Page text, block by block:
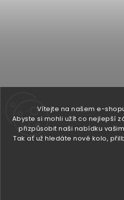
Vítejte na našem e-
Abyste si mohli užít co nejlepší
přizpůsobit naši nabídku
Tak ať už hledáte nové kolo,